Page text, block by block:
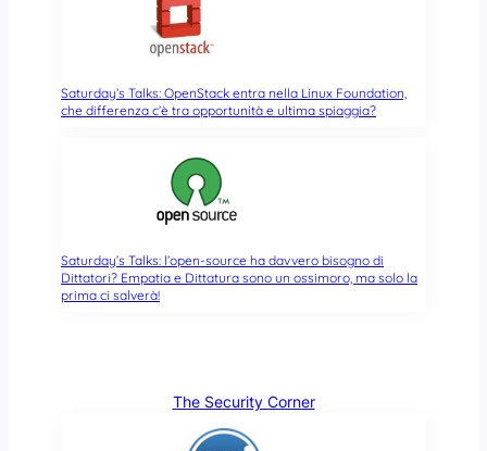
Saturday’s Talks: OpenStack entra nella Linux Foundation,
che differenza c’è tra opportunità e ultima spiaggia?
Saturday’s Talks: l’open-source ha davvero bisogno di
Dittatori? Empatia e Dittatura sono un ossimoro, ma solo la
prima ci salverà!
The Security Corner